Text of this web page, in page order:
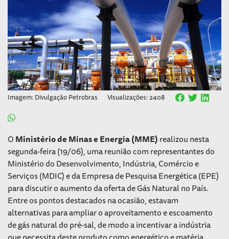
Imagem: Divulgação Petrobras Visualizações: 2408
OMinistério de Minas e Energia (MME)realizou nesta
segunda-feira (19/06), uma reunião com representantes do
Ministério do Desenvolvimento, Indústria, Comércio e
Serviços (MDIC) e da Empresa de Pesquisa Energética (EPE)
para discutir o aumento da oferta de Gás Natural no País.
Entre os pontos destacados na ocasião, estavam
alternativas para ampliar o aproveitamento e escoamento
de gás natural do pré-sal, de modo a incentivar a indústria